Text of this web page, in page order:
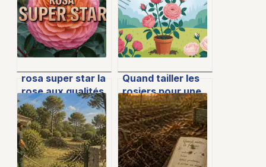
rosa super star la
rose aux qualités
exceptionnelles
pour jardin et
bouquets
Quand tailler les
rosiers pour une
floraison
généreuse toute
l’année